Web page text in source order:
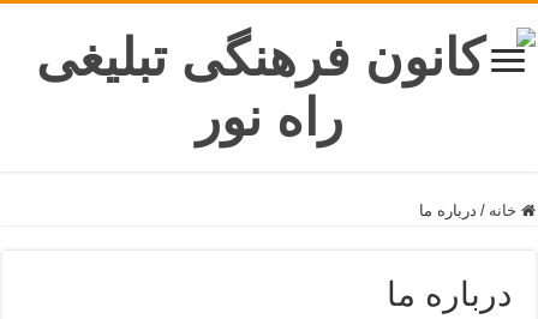
خانه / درباره ما
درباره ما